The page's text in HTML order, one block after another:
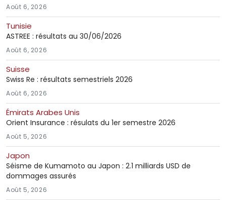
Août 6, 2026
Tunisie
ASTREE : résultats au 30/06/2026
Août 6, 2026
Suisse
Swiss Re : résultats semestriels 2026
Août 6, 2026
Émirats Arabes Unis
Orient Insurance : résulats du 1er semestre 2026
Août 5, 2026
Japon
Séisme de Kumamoto au Japon : 2.1 milliards USD de
dommages assurés
Août 5, 2026